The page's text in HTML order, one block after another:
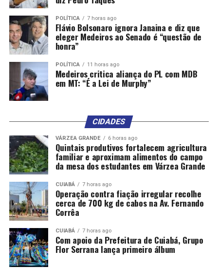
Comentários
RELATED TOPICS: FINANCEIRO
PARA
PREVISÃO
UP NEXT
Trabalhador segue em estado grave após de incêndio em
plataforma
Caixa paga Bolsa Família a beneficiários com NIS de
POLÍTICA 7 horas ago
Flávio Bolsonaro ignora Janaina e diz que
eleger Medeiros ao Senado é “questão de
honra”
POLÍTICA 11 horas ago
Medeiros critica aliança do PL com MDB
em MT: “É a Lei de Murphy”
CIDADES
VÁRZEA GRANDE 6 horas ago
Quintais produtivos fortalecem agricultura
familiar e aproximam alimentos do campo
da mesa dos estudantes em Várzea Grande
CUIABÁ 7 horas ago
Operação contra fiação irregular recolhe
cerca de 700 kg de cabos na Av. Fernando
Corrêa
CUIABÁ 7 horas ago
Com apoio da Prefeitura de Cuiabá, Grupo
Flor Serrana lança primeiro álbum